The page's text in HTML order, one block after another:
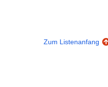
Zum Listenanfang